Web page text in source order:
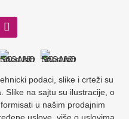
podaci, slike i crteži su
Slike na sajtu su ilustracije, o
u našim prodajnim